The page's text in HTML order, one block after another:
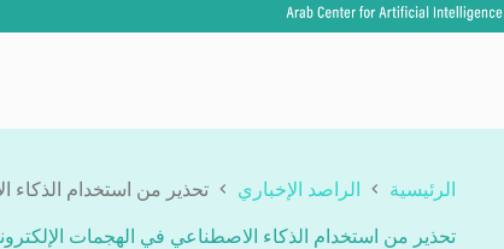
الرئيسية الراصد الإخباري تحذير من استخدام الذكاء
تحذير من استخدام الذكاء الاصطناعي في الهجمات